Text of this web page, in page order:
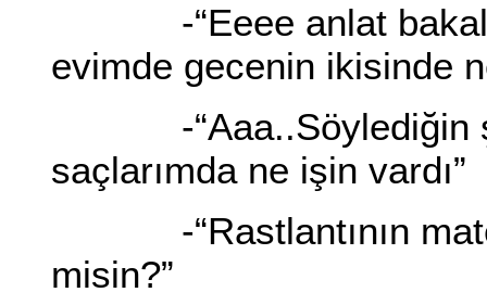
-“Eeee anlat
evimde gecenin ikisinde
-“Aaa..Söylediğin
saçlarımda ne işin vardı”
-“Rastlantının
misin?”